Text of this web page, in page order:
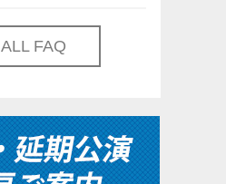
ALL FAQ